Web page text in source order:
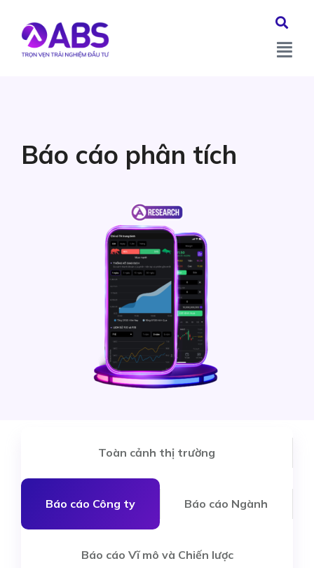
Báo cáo phân tích
Toàn cảnh thị trường
Báo cáo Công ty Báo cáo Ngành
Báo cáo Vĩ mô và Chiến lược